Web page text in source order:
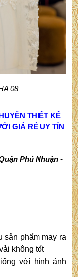
08
THIẾT KẾ
GIÁ RẺ UY TÍN
Phú Nhuận -
sản phẩm may ra
không tốt
với hình ảnh